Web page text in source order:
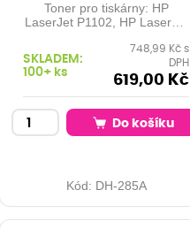
Toner pro tiskárny: HP
LaserJet P1102, HP LaserJet
kapacita: 1.600 stran při 5%
pokrytí Barva: black
SKLADEM:
100+ ks
748,99 Kč s
DPH
619,00 Kč
Do košíku
Kód: DH-285A